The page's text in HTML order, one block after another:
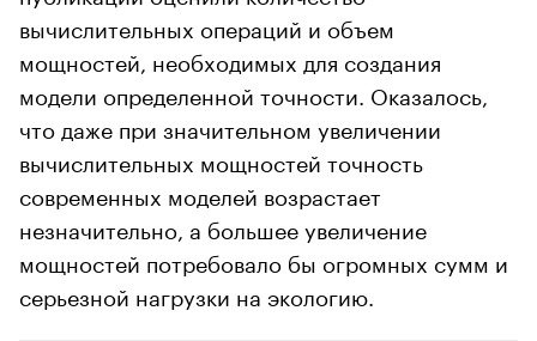
вычислительных операций и объем
мощностей, необходимых для создания
модели определенной точности. Оказалось,
что даже при значительном увеличении
вычислительных мощностей точность
современных моделей возрастает
незначительно, а большее увеличение
мощностей потребовало бы огромных сумм и
серьезной нагрузки на экологию.